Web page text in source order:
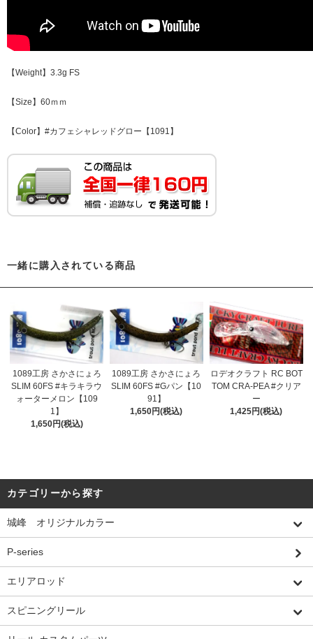
【Weight】3.3g FS
【Size】60ｍｍ
【Color】#カフェシャレッドグロー【1091】
一緒に購入されている商品
1089工房 さかさにょろ
SLIM 60FS #キラキラウ
ォーターメロン【109
1】
1,650円(税込)
1089工房 さかさにょろ
SLIM 60FS #Gパン【10
91】
1,650円(税込)
ロデオクラフト RC BOT
TOM CRA-PEA #クリア
ー
1,425円(税込)
カテゴリーから探す
城峰 オリジナルカラー
P-series
エリアロッド
スピニングリール